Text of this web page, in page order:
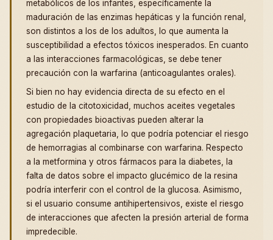
metabólicos de los infantes, específicamente la
maduración de las enzimas hepáticas y la función renal,
son distintos a los de los adultos, lo que aumenta la
susceptibilidad a efectos tóxicos inesperados. En cuanto
a las interacciones farmacológicas, se debe tener
precaución con la warfarina (anticoagulantes orales).
Si bien no hay evidencia directa de su efecto en el
estudio de la citotoxicidad, muchos aceites vegetales
con propiedades bioactivas pueden alterar la
agregación plaquetaria, lo que podría potenciar el riesgo
de hemorragias al combinarse con warfarina. Respecto
a la metformina y otros fármacos para la diabetes, la
falta de datos sobre el impacto glucémico de la resina
podría interferir con el control de la glucosa. Asimismo,
si el usuario consume antihipertensivos, existe el riesgo
de interacciones que afecten la presión arterial de forma
impredecible.